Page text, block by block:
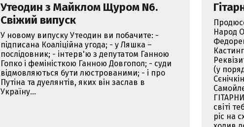
Утеодин з Майклом Щуром N6.
Свіжий випуск
У новому випуску Утеодин ви побачите: -
підписана Коаліційна угода; - у Ляшка –
послідовник; - інтерв'ю з депутатом Ганною
Гопко і феміністкою Ганною Довгопол; - суди
відмовляються бути люстрованими; - і про
Путіна та дуелянтів, яких він заслав в
Україну...
Народ
(у
світі
ріс на